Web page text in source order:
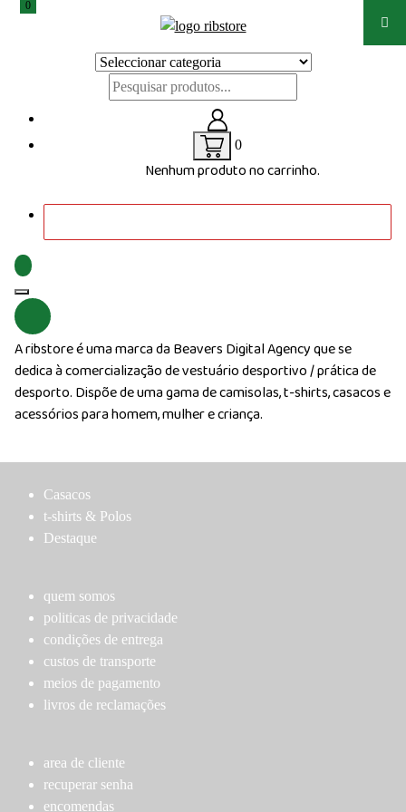
Saltar
Loja de vestuário Personalizado
0
0
Nenhum produto no carrinho.
A ribstore é uma marca da Beavers Digital Agency que se
dedica à comercialização de vestuário desportivo / prática de
desporto. Dispõe de uma gama de camisolas, t-shirts, casacos e
acessórios para homem, mulher e criança.
Casacos
t-shirts & Polos
Destaque
quem somos
politicas de privacidade
condições de entrega
custos de transporte
meios de pagamento
livros de reclamações
area de cliente
recuperar senha
encomendas